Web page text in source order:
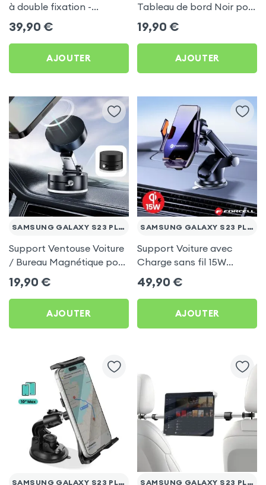
à double fixation -
Acefast pour Samsung
Galaxy S23 Plus
39,90 €
AJOUTER
Tableau de bord Noir pour
Samsung Galaxy S23 Plus
19,90 €
AJOUTER
SAMSUNG GALAXY S23 PLUS
Support Ventouse Voiture
/ Bureau Magnétique pour
Samsung Galaxy S23 Plus
19,90 €
AJOUTER
SAMSUNG GALAXY S23 PLUS
Support Voiture avec
Charge sans fil 15W
Forcell pour Samsung
Galaxy S23 Plus
49,90 €
AJOUTER
SAMSUNG GALAXY S23 PLUS SAMSUNG GALAXY S23 PLUS